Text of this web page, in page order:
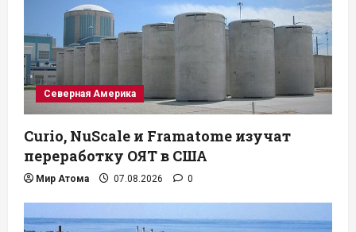
Северная Америка
Curio, NuScale и Framatome изучат
переработку ОЯТ в США
Мир Атома 07.08.2026 0